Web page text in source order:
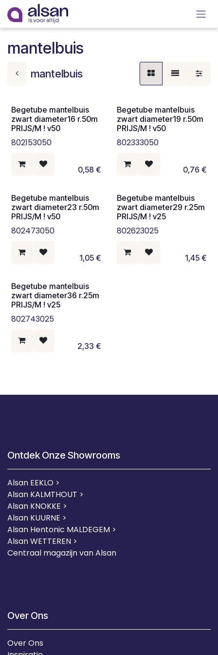
Overslaan naar inhoud
mantelbuis
mantelbuis
Begetube mantelbuis
zwart diameter16 r.50m
PRIJS/M ! v50
802153050
0,58 €
Begetube mantelbuis
zwart diameter19 r.50m
PRIJS/M ! v50
802333050
0,76 €
Begetube mantelbuis
zwart diameter23 r.50m
PRIJS/M ! v50
802473050
1,05€
Begetube mantelbuis
zwart diameter29 r.25m
PRIJS/M ! v25
802623025
1,45€
Begetube mantelbuis
zwart diameter36 r.25m
PRIJS/M ! v25
802743025
2,33 €
Ontdek Onze Showrooms
Alsan EEKLO >
Alsan KALMTHOUT >
Alsan KNOKKE >
Alsan KUURNE >
Alsan Hentonic MALDEGEM >
Alsan WETTEREN >
Centraal magazijn van Alsan
Over Ons
Over Ons